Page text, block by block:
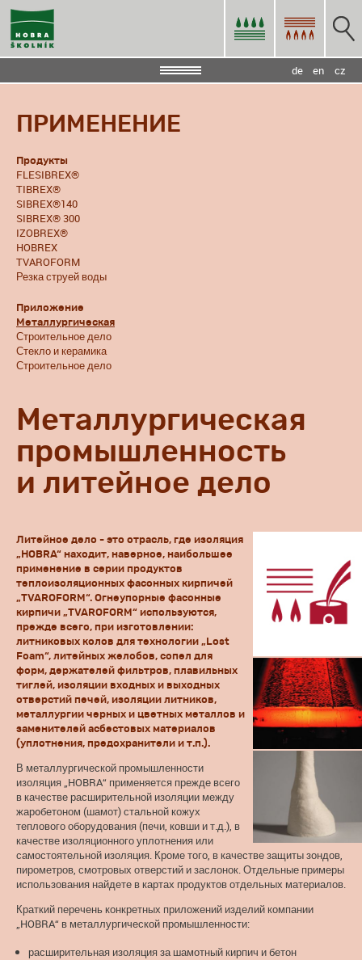
cz
en
de
ПРИМЕНЕНИЕ
Продукты
FLESIBREX®
TIBREX®
SIBREX®140
SIBREX® 300
IZOBREX®
HOBREX
TVAROFORM
Резка струей воды
Приложение
Металлургическая
Строительное дело
Стекло и керамика
Строительное дело
Металлургическая
промышленность
и литейное дело
Литейное дело - это отрасль, где изоляция
„HOBRA“ находит, наверное, наибольшее
применение в серии продуктов
теплоизоляционных фасонных кирпичей
„TVAROFORM“. Огнеупорные фасонные
кирпичи „TVAROFORM“ используются,
прежде всего, при изготовлении:
литниковых колов для технологии „Lost
Foam“, литейных желобов, сопел для
форм, держателей фильтров, плавильных
тиглей, изоляции входных и выходных
отверстий печей, изоляции литников,
металлургии черных и цветных металлов и
заменителей асбестовых материалов
(уплотнения, предохранители и т.п.).
В металлургической промышленности
изоляция „HOBRA“ применяется прежде всего
в качестве расширительной изоляции между
жарoбетоном (шамот) стальной кожух
теплового оборудования (печи, ковши и т.д.), в
качестве изоляционного уплотнения или
самостоятельной изоляция. Кроме того, в качестве защиты зондов,
пирометров, смотровых отверстий и заслонок. Отдельные примеры
использования найдете в картах продуктов отдельных материалов.
Краткий перечень конкретных приложений изделий компании
„HOBRA“ в металлургической промышленности:
расширительная изоляция за шамотный кирпич и бетон